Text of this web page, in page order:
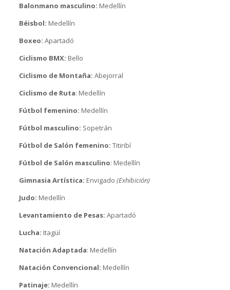
Balonmano masculino: Medellín
Béisbol: Medellín
Boxeo: Apartadó
Ciclismo BMX: Bello
Ciclismo de Montaña: Abejorral
Ciclismo de Ruta: Medellín
Fútbol femenino: Medellín
Fútbol masculino: Sopetrán
Fútbol de Salón femenino: Titiribí
Fútbol de Salón masculino: Medellín
Gimnasia Artística: Envigado (Exhibición)
Judo: Medellín
Levantamiento de Pesas: Apartadó
Lucha: Itagüí
Natación Adaptada: Medellín
Natación Convencional: Medellín
Patinaje: Medellín